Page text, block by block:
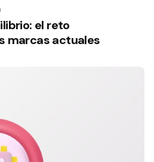
el reto
marcas actuales